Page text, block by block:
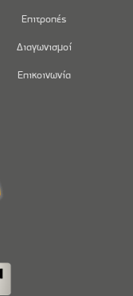
Επιτροπές
Διαγωνισμοί
Επικοινωνία